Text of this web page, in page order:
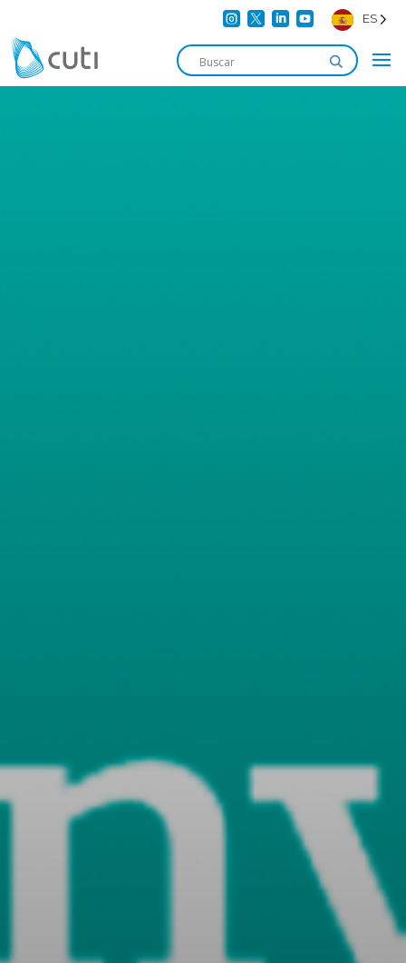
    ES